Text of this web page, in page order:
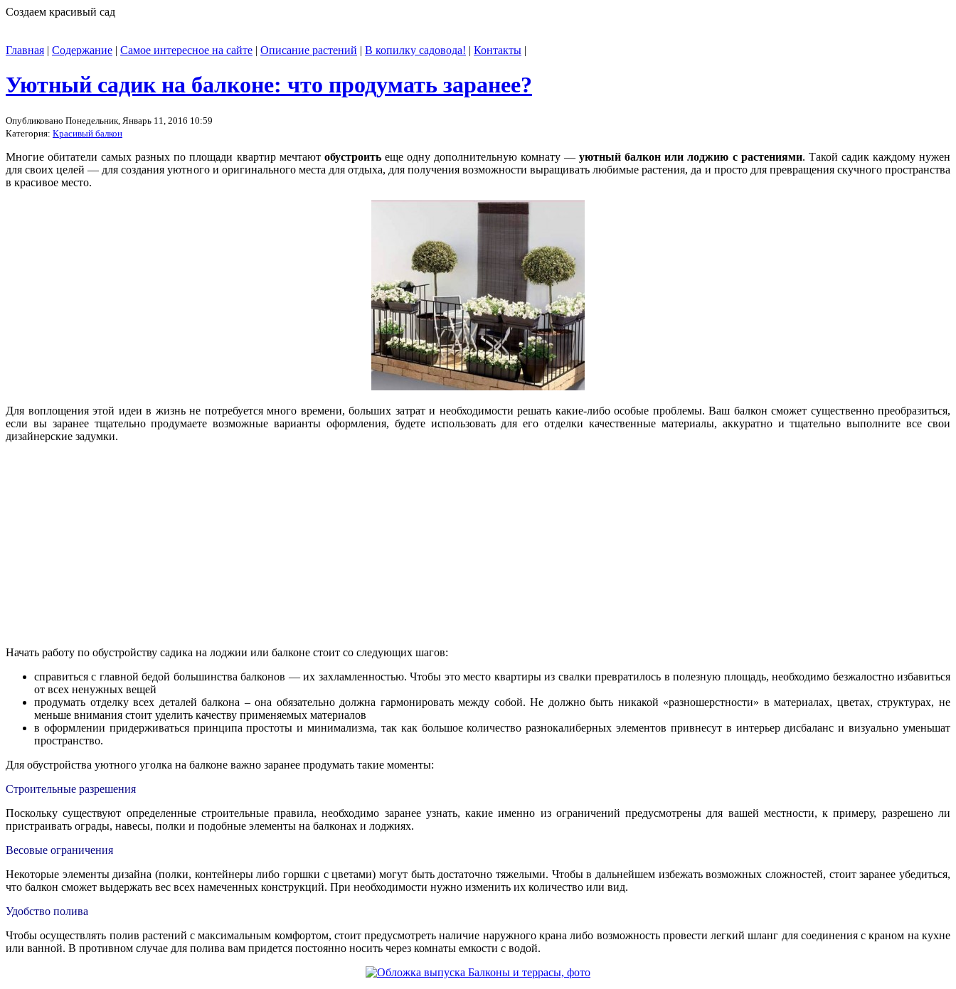
Создаем красивый сад
Главная | Содержание | Самое интересное на сайте | Описание растений | В копилку садовода! | Контакты |
Уютный садик на балконе: что продумать заранее?
Опубликовано Понедельник, Январь 11, 2016 10:59
Категория: Красивый балкон
Многие обитатели самых разных по площади квартир мечтают обустроитьеще одну дополнительную комнату —уютный балкон или лоджию с растениями. Такой садик каждому нужен
для своих целей — для создания уютного и оригинального места для отдыха, для получения возможности выращивать любимые растения, да и просто для превращения скучного пространства
в красивое место.
Для воплощения этой идеи в жизнь не потребуется много времени, больших затрат и необходимости решать какие-либо особые проблемы. Ваш балкон сможет существенно преобразиться,
если вы заранее тщательно продумаете возможные варианты оформления, будете использовать для его отделки качественные материалы, аккуратно и тщательно выполните все свои
дизайнерские задумки.
Начать работу по обустройству садика на лоджии или балконе стоит со следующих шагов:
справиться с главной бедой большинства балконов — их захламленностью. Чтобы это место квартиры из свалки превратилось в полезную площадь, необходимо безжалостно избавиться
от всех ненужных вещей
продумать отделку всех деталей балкона – она обязательно должна гармонировать между собой. Не должно быть никакой «разношерстности» в материалах, цветах, структурах, не
меньше внимания стоит уделить качеству применяемых материалов
в оформлении придерживаться принципа простоты и минимализма, так как большое количество разнокалиберных элементов привнесут в интерьер дисбаланс и визуально уменьшат
пространство.
Для обустройства уютного уголка на балконе важно заранее продумать такие моменты:
Строительные разрешения
Поскольку существуют определенные строительные правила, необходимо заранее узнать, какие именно из ограничений предусмотрены для вашей местности, к примеру, разрешено ли
пристраивать ограды, навесы, полки и подобные элементы на балконах и лоджиях.
Весовые ограничения
Некоторые элементы дизайна (полки, контейнеры либо горшки с цветами) могут быть достаточно тяжелыми. Чтобы в дальнейшем избежать возможных сложностей, стоит заранее убедиться,
что балкон сможет выдержать вес всех намеченных конструкций. При необходимости нужно изменить их количество или вид.
Удобство полива
Чтобы осуществлять полив растений с максимальным комфортом, стоит предусмотреть наличие наружного крана либо возможность провести легкий шланг для соединения с краном на кухне
или ванной. В противном случае для полива вам придется постоянно носить через комнаты емкости с водой.